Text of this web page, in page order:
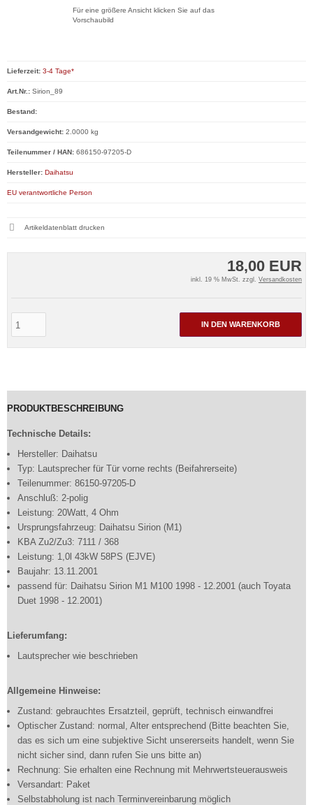
Für eine größere Ansicht klicken Sie auf das
Vorschaubild
18,00 EUR
inkl. 19 % MwSt. zzgl. Versandkosten
IN DEN WARENKORB
Lieferzeit: 3-4 Tage*
Art.Nr.: Sirion_89
Bestand:
Versandgewicht: 2.0000 kg
Teilenummer / HAN: 686150-97205-D
Hersteller: Daihatsu
EU verantwortliche Person
Artikeldatenblatt drucken
PRODUKTBESCHREIBUNG
Technische Details:
Hersteller: Daihatsu
Typ: Lautsprecher für Tür vorne rechts (Beifahrerseite)
Teilenummer: 86150-97205-D
Anschluß: 2-polig
Leistung: 20Watt, 4 Ohm
Ursprungsfahrzeug: Daihatsu Sirion (M1)
KBA Zu2/Zu3: 7111 / 368
Leistung: 1,0l 43kW 58PS (EJVE)
Baujahr: 13.11.2001
passend für: Daihatsu Sirion M1 M100 1998 - 12.2001 (auch Toyata
Duet 1998 - 12.2001)
Lieferumfang:
Lautsprecher wie beschrieben
Allgemeine Hinweise:
Zustand: gebrauchtes Ersatzteil, geprüft, technisch einwandfrei
Optischer Zustand: normal, Alter entsprechend (Bitte beachten Sie,
das es sich um eine subjektive Sicht unsererseits handelt, wenn Sie
nicht sicher sind, dann rufen Sie uns bitte an)
Rechnung: Sie erhalten eine Rechnung mit Mehrwertsteuerausweis
Versandart: Paket
Selbstabholung ist nach Terminvereinbarung möglich